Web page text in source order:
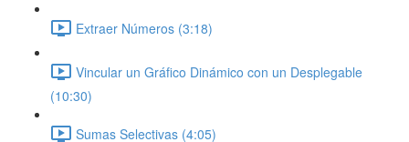
Extraer Números (3:18)
Vincular un Gráfico Dinámico con un Desplegable
(10:30)
Sumas Selectivas (4:05)